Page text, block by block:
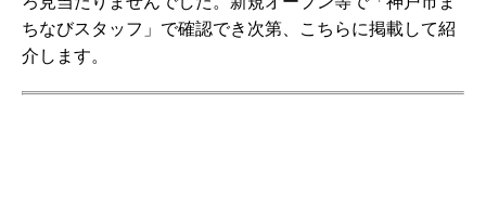
ちなびスタッフ」で確認でき次第、こちらに掲載して紹
介します。